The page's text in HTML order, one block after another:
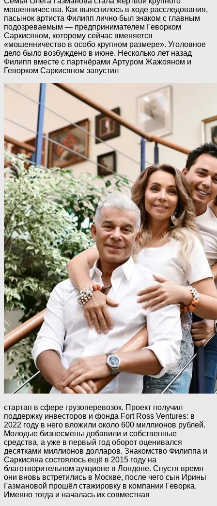
мошенничества. Как выяснилось в ходе расследования,
пасынок артиста Филипп лично был знаком с главным
подозреваемым — предпринимателем Геворком
Саркисяном, которому сейчас вменяется
«мошенничество в особо крупном размере». Уголовное
дело было возбуждено в июне. Несколько лет назад
Филипп вместе с партнёрами Артуром Жажояном и
Геворком Саркисяном запустил
стартап в сфере грузоперевозок. Проект получил
поддержку инвесторов и фонда Fort Ross Ventures: в
2022 году в него вложили около 600 миллионов рублей.
Молодые бизнесмены добавили и собственные
средства, а уже в первый год оборот оценивался
десятками миллионов долларов. Знакомство Филиппа и
Саркисяна состоялось ещё в 2015 году на
благотворительном аукционе в Лондоне. Спустя время
они вновь встретились в Москве, после чего сын Ирины
Газмановой прошёл стажировку в компании Геворка.
Именно тогда и началась их совместная